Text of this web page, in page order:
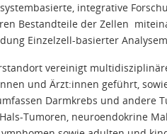
integrative
Bestandteile der Zellen
Einzelzell-basierter
vereinigt
und Ärzt:innen geführt,
Darmkrebs und andere
Tumoren, neuroendokrine